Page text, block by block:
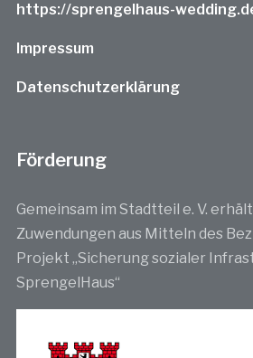
https://sprengelhaus-
Impressum
Datenschutzerklärung
Förderung
Gemeinsam im Stadtteil e. V.
Zuwendungen aus Mitteln des
Projekt „Sicherung sozialer
SprengelHaus“